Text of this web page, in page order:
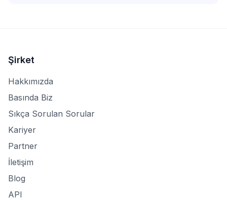
Şirket
Hakkımızda
Basında Biz
Sıkça Sorulan Sorular
Kariyer
Partner
İletişim
Blog
API